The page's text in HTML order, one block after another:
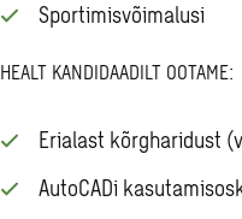
Sportimisvõimalusi
HEALT KANDIDAADILT OOTAME:
Erialast kõrgharidust
AutoCADi